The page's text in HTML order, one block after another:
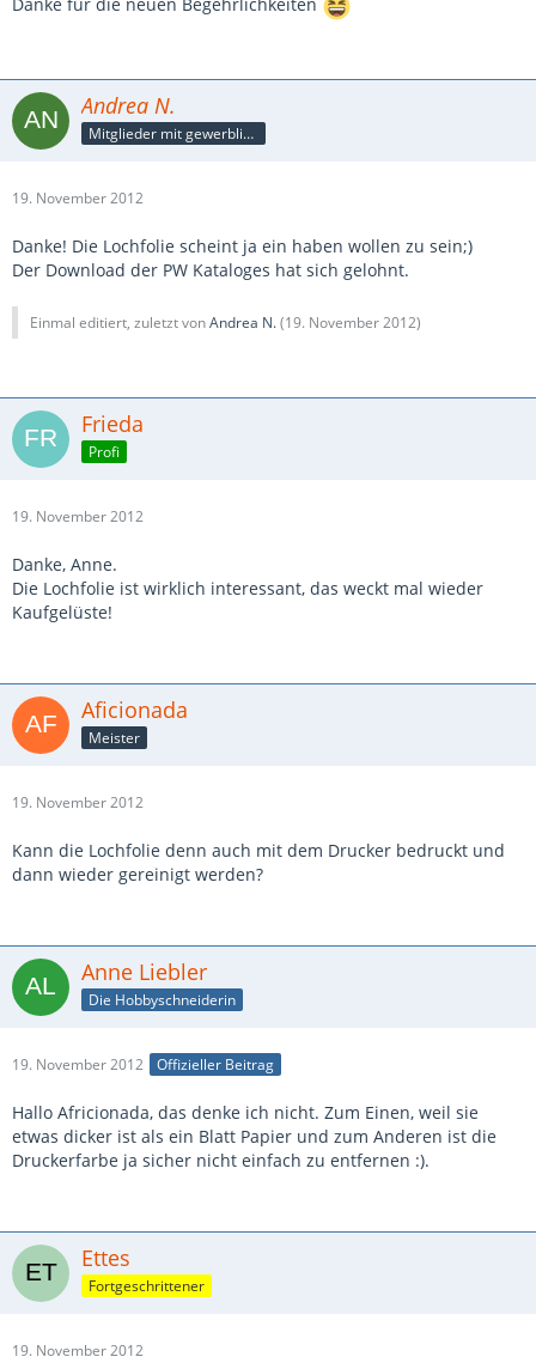
Danke für die neuen Begehrlichkeiten
Andrea N.
Mitglieder mit gewerblicher Verbindung, auch als Mitarbeiter/in
19. November 2012
Danke! Die Lochfolie scheint ja ein haben wollen zu sein;)
Der Download der PW Kataloges hat sich gelohnt.
Einmal editiert, zuletzt vonAndrea N.(19. November 2012)
Frieda
Profi
19. November 2012
Danke, Anne.
Die Lochfolie ist wirklich interessant, das weckt mal wieder
Kaufgelüste!
Aficionada
Meister
19. November 2012
Kann die Lochfolie denn auch mit dem Drucker bedruckt und
dann wieder gereinigt werden?
Anne Liebler
Die Hobbyschneiderin
19. November 2012 Offizieller Beitrag
Hallo Africionada, das denke ich nicht. Zum Einen, weil sie
etwas dicker ist als ein Blatt Papier und zum Anderen ist die
Druckerfarbe ja sicher nicht einfach zu entfernen :).
Ettes
Fortgeschrittener
19. November 2012